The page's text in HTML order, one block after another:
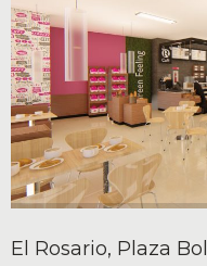
El Rosario, Plaza